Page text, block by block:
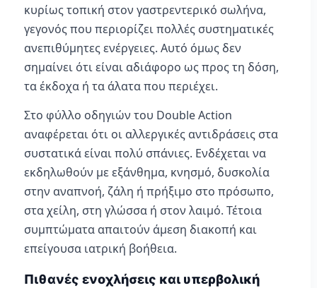
κυρίως τοπική στον γαστρεντερικό σωλήνα,
γεγονός που περιορίζει πολλές συστηματικές
ανεπιθύμητες ενέργειες. Αυτό όμως δεν
σημαίνει ότι είναι αδιάφορο ως προς τη δόση,
τα έκδοχα ή τα άλατα που περιέχει.
Στο φύλλο οδηγιών του Double Action
αναφέρεται ότι οι αλλεργικές αντιδράσεις στα
συστατικά είναι πολύ σπάνιες. Ενδέχεται να
εκδηλωθούν με εξάνθημα, κνησμό, δυσκολία
στην αναπνοή, ζάλη ή πρήξιμο στο πρόσωπο,
στα χείλη, στη γλώσσα ή στον λαιμό. Τέτοια
συμπτώματα απαιτούν άμεση διακοπή και
επείγουσα ιατρική βοήθεια.
Πιθανές ενοχλήσεις και υπερβολική